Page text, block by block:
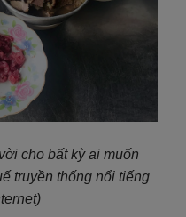
cho bất kỳ ai muốn
truyền thống nổi tiếng